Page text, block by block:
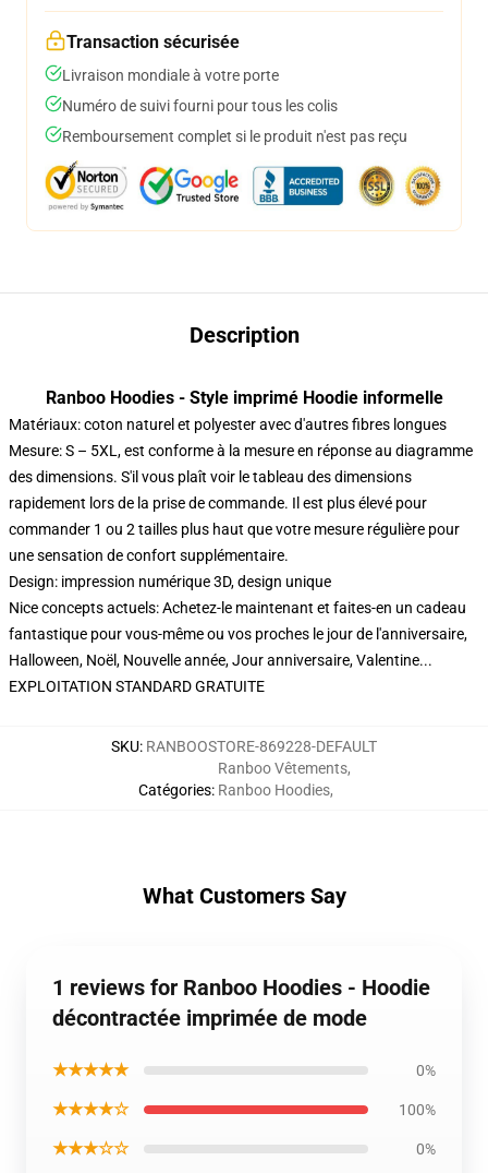
Transaction sécurisée
Livraison mondiale à votre porte
Numéro de suivi fourni pour tous les colis
Remboursement complet si le produit n'est pas reçu
Description
Ranboo Hoodies - Style imprimé Hoodie informelle
Matériaux: coton naturel et polyester avec d'autres fibres longues
Mesure: S – 5XL, est conforme à la mesure en réponse au diagramme
des dimensions. S'il vous plaît voir le tableau des dimensions
rapidement lors de la prise de commande. Il est plus élevé pour
commander 1 ou 2 tailles plus haut que votre mesure régulière pour
une sensation de confort supplémentaire.
Design: impression numérique 3D, design unique
Nice concepts actuels: Achetez-le maintenant et faites-en un cadeau
fantastique pour vous-même ou vos proches le jour de l'anniversaire,
Halloween, Noël, Nouvelle année, Jour anniversaire, Valentine...
EXPLOITATION STANDARD GRATUITE
SKU: RANBOOSTORE-869228-DEFAULT
Catégories:
Ranboo Vêtements,
Ranboo Hoodies,
What Customers Say
1 reviews for Ranboo Hoodies - Hoodie
décontractée imprimée de mode
★★★★★ 0%
★★★★☆ 100%
★★★☆☆ 0%